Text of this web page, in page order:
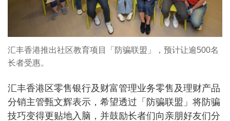
汇丰香港推出社区教育项目「防骗联盟」，预计让逾500名
长者受惠。
汇丰香港区零售银行及财富管理业务零售及理财产品
分销主管甄文辉表示，希望透过「防骗联盟」将防骗
技巧变得更贴地入脑，并鼓励长者们向亲朋好友们分